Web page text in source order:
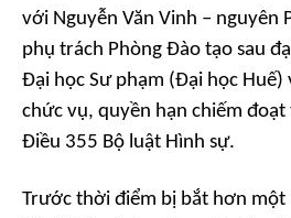
với Nguyễn Văn Vinh – nguyên
phụ trách Phòng Đào tạo sau
Đại học Sư phạm (Đại học Huế)
chức vụ, quyền hạn chiếm
Điều 355 Bộ luật Hình sự.
Trước thời điểm bị bắt hơn một